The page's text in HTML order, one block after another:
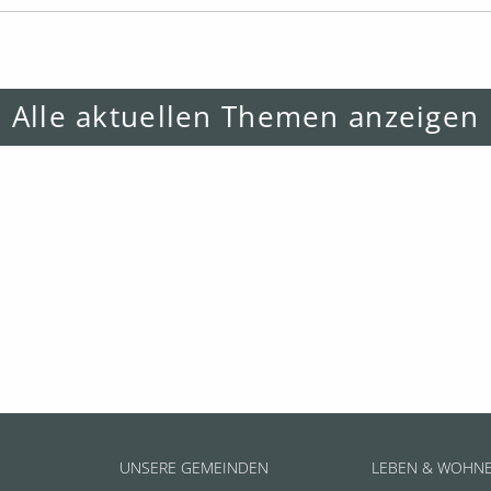
Alle aktuellen Themen anzeigen
UNSERE GEMEINDEN
LEBEN &